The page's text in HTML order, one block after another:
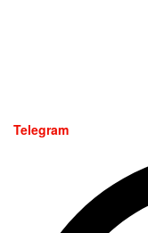
Telegram